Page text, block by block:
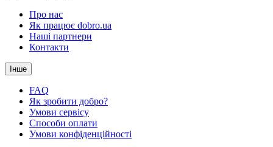
Про нас
Як працює dobro.ua
Наші партнери
Контакти
Інше
FAQ
Як зробити добро?
Умови сервісу
Способи оплати
Умови конфіденційності